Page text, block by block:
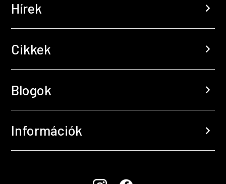
Hírek chevron_right
Cikkek chevron_right
Blogok chevron_right
Információk chevron_right